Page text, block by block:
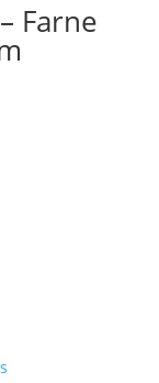
Farne